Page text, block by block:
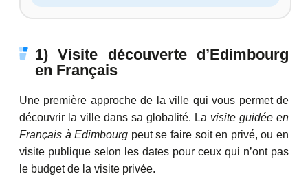
1) Visite découverte d’Edimbourg
en Français
Une première approche de la ville qui vous permet de
découvrir la ville dans sa globalité. La visite guidée en
Français à Edimbourg peut se faire soit en privé, ou en
visite publique selon les dates pour ceux qui n’ont pas
le budget de la visite privée.